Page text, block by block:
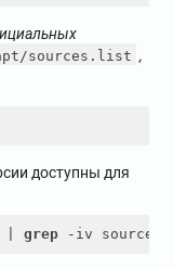
sources.list ,
доступны для
| grep